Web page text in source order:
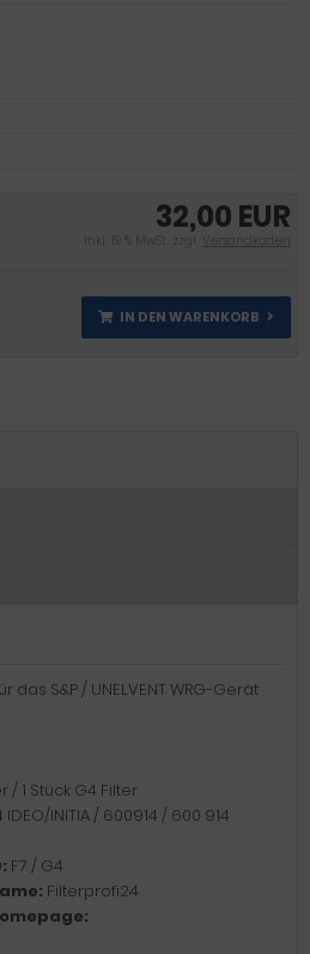
32,00 EUR
inkl. 19 % MwSt. zzgl. Versandkosten
IN DEN WARENKORB
S&P / UNELVENT WRG-Gerät
/ 1 Stück G4 Filter
IDEO/INITIA / 600914 / 600 914
F7 / G4
Filterprofi24